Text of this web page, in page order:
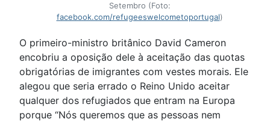
Setembro (Foto:
facebook.com/refugeeswelcometoportugal)
O primeiro-ministro britânico David Cameron
encobriu a oposição dele à aceitação das quotas
obrigatórias de imigrantes com vestes morais. Ele
alegou que seria errado o Reino Unido aceitar
qualquer dos refugiados que entram na Europa
porque “Nós queremos que as pessoas nem